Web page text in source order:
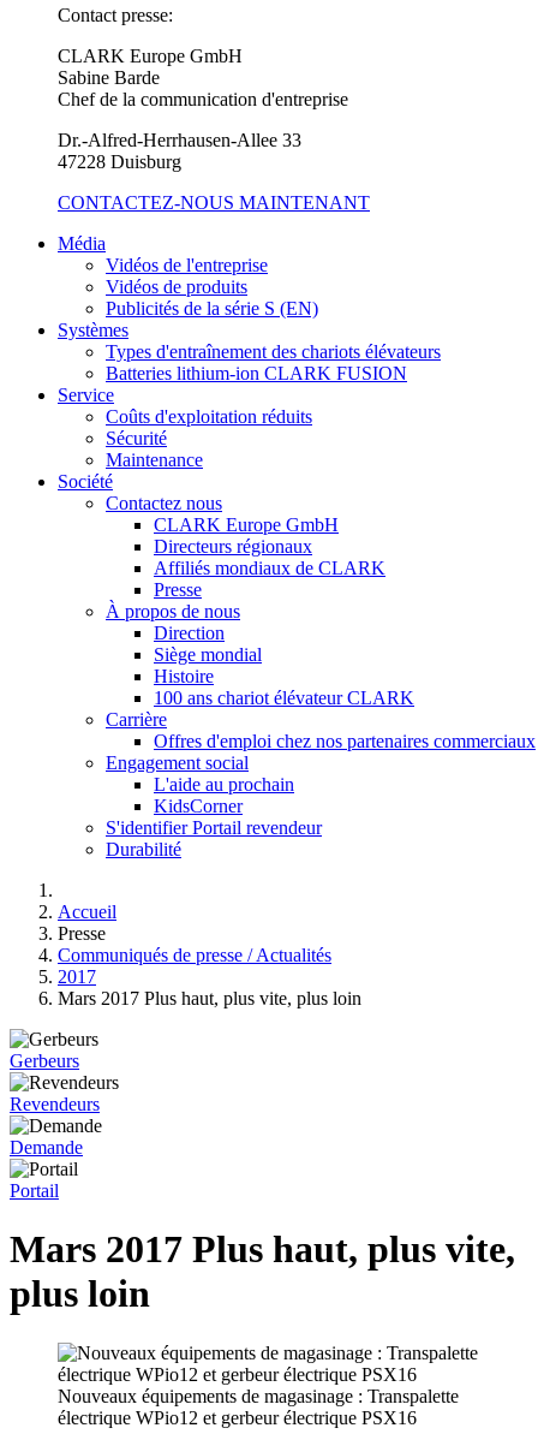
Contact presse:
CLARK Europe GmbH
Sabine Barde
Chef de la communication d'entreprise
Dr.-Alfred-Herrhausen-Allee 33
47228 Duisburg
CONTACTEZ-NOUS MAINTENANT
Média
Vidéos de l'entreprise
Vidéos de produits
Publicités de la série S (EN)
Systèmes
Types d'entraînement des chariots élévateurs
Batteries lithium-ion CLARK FUSION
Service
Coûts d'exploitation réduits
Sécurité
Maintenance
Société
Contactez nous
CLARK Europe GmbH
Directeurs régionaux
Affiliés mondiaux de CLARK
Presse
À propos de nous
Direction
Siège mondial
Histoire
100 ans chariot élévateur CLARK
Carrière
Offres d'emploi chez nos partenaires commerciaux
Engagement social
L'aide au prochain
KidsCorner
S'identifier Portail revendeur
Durabilité
Accueil
Presse
Communiqués de presse / Actualités
2017
Mars 2017 Plus haut, plus vite, plus loin
Gerbeurs
Revendeurs
Demande
Portail
Mars 2017 Plus haut, plus vite,
plus loin
Nouveaux équipements de magasinage : Transpalette
électrique WPio12 et gerbeur électrique PSX16